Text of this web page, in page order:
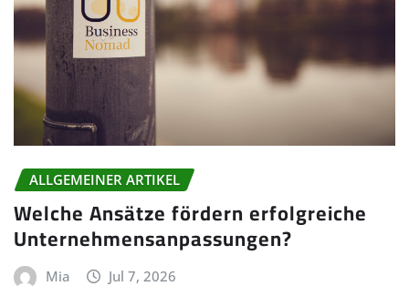
ALLGEMEINER ARTIKEL
Welche Ansätze fördern erfolgreiche
Unternehmensanpassungen?
Mia Jul 7, 2026